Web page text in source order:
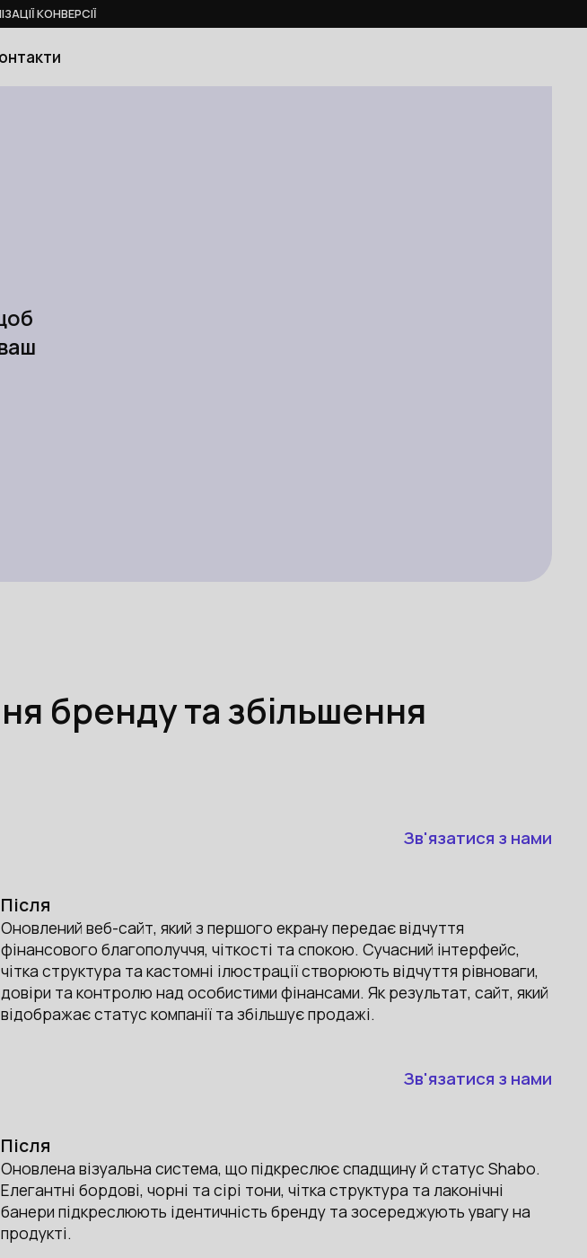
КОНВЕРСІЇ
бренду та збільшення
Зв'язатися з нами
Після
Оновлений веб-сайт, який з першого екрану передає відчуття
фінансового благополуччя, чіткості та спокою. Сучасний інтерфейс,
чітка структура та кастомні ілюстрації створюють відчуття рівноваги,
довіри та контролю над особистими фінансами. Як результат, сайт, який
відображає статус компанії та збільшує продажі.
Зв'язатися з нами
Після
Оновлена візуальна система, що підкреслює спадщину й статус Shabo.
Елегантні бордові, чорні та сірі тони, чітка структура та лаконічні
банери підкреслюють ідентичність бренду та зосереджують увагу на
продукті.